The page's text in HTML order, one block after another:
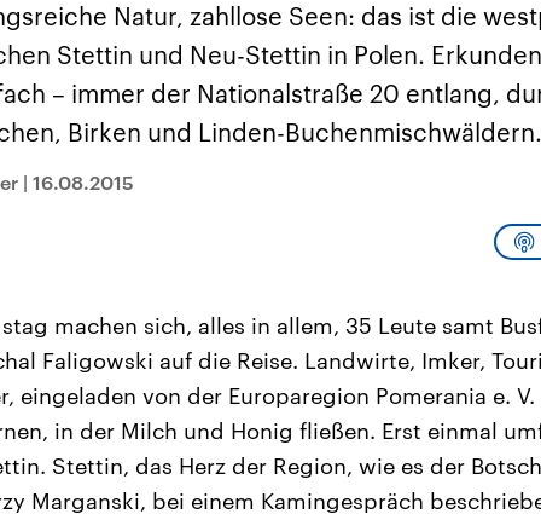
und
gehören die
Staaten zu
der Erde, mit
Weltgeschehen.
palästinensischen
Terrororganisation
Hamas im Oktober 2023
Region wieder die
möchte die Hamas
Islamischen
1979 auch
Republik Iran – ist
Religionsführer
regierter Staat im
Osten. Eine
Natur, zahllose Seen: das ist die
Stettin und Neu-Stettin in Polen.
– immer der Nationalstraße 20 entlang,
Birken und Linden-Buchenmischwäldern.
| 16.08.2015
machen sich, alles in allem, 35 Leute samt
Faligowski auf die Reise. Landwirte, Imker,
eingeladen von der Europaregion Pomerania e.
in der Milch und Honig fließen. Erst einmal
Stettin, das Herz der Region, wie es der
Marganski, bei einem Kamingespräch